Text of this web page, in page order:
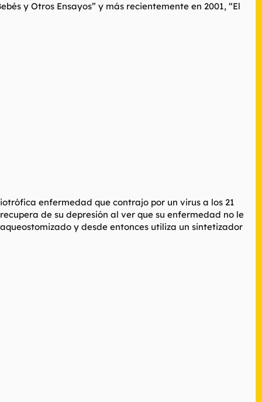
y Otros Ensayos” y más recientemente en 2001, “El
enfermedad que contrajo por un virus a los 21
de su depresión al ver que su enfermedad no le
y desde entonces utiliza un sintetizador